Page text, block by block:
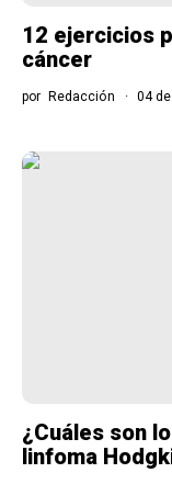
12 ejercicios
cáncer
por Redacción 04
¿Cuáles son
linfoma